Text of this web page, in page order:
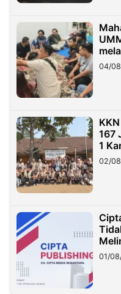
di
04/
167
1
02/
01/